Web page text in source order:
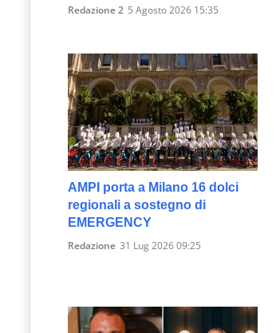
Redazione 2 5 Agosto 2026 15:35
AMPI porta a Milano 16 dolci
regionali a sostegno di
EMERGENCY
Redazione 31 Lug 2026 09:25